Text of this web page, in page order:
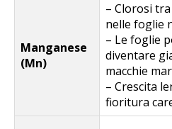
Manganese
(Mn)
– Clorosi
nelle foglie
– Le foglie
diventare
macchie
– Crescita
fioritura